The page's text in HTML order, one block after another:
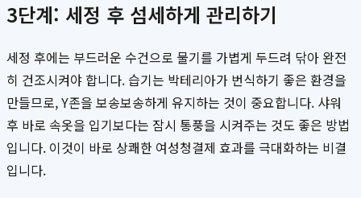
3단계: 세정 후 섬세하게 관리하기
세정 후에는 부드러운 수건으로 물기를 가볍게 두드려 닦아 완전
히 건조시켜야 합니다. 습기는 박테리아가 번식하기 좋은 환경을
만들므로, Y존을 보송보송하게 유지하는 것이 중요합니다. 샤워
후 바로 속옷을 입기보다는 잠시 통풍을 시켜주는 것도 좋은 방법
입니다. 이것이 바로 상쾌한 여성청결제 효과를 극대화하는 비결
입니다.